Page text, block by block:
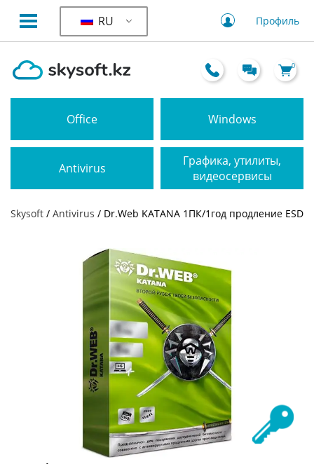
RU Профиль
0
Office Windows
Antivirus
Графика, утилиты,
видеосервисы
Skysoft / Antivirus / Dr.Web KATANA 1ПК/1год продление ESD